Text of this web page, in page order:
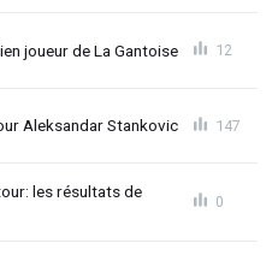
joueur de La Gantoise 12
Aleksandar Stankovic 147
les résultats de
0